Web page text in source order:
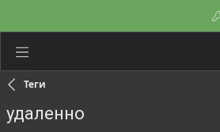
Теги
удаленно